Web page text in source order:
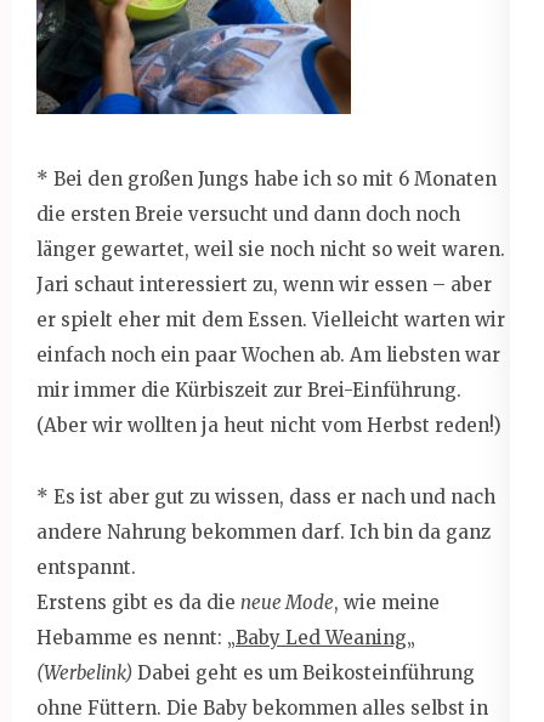
* Bei den großen Jungs habe ich so mit 6 Monaten
die ersten Breie versucht und dann doch noch
länger gewartet, weil sie noch nicht so weit waren.
Jari schaut interessiert zu, wenn wir essen – aber
er spielt eher mit dem Essen. Vielleicht warten wir
einfach noch ein paar Wochen ab. Am liebsten war
mir immer die Kürbiszeit zur Brei-Einführung.
(Aber wir wollten ja heut nicht vom Herbst reden!)
* Es ist aber gut zu wissen, dass er nach und nach
andere Nahrung bekommen darf. Ich bin da ganz
entspannt.
Erstens gibt es da die neue Mode, wie meine
Hebamme es nennt: „Baby Led Weaning„
(Werbelink) Dabei geht es um Beikosteinführung
ohne Füttern. Die Baby bekommen alles selbst in